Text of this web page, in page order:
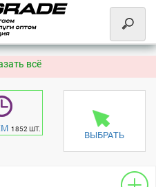
всё
1852 ШТ. ВЫБРАТЬ